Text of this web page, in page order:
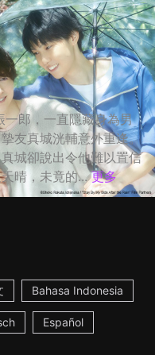
郎，一直隱藏身為男
友真城洸輔意外重逢。
城卻說出令他難以置信
晴，未竟的... 更多
Bahasa Indonesia
Español